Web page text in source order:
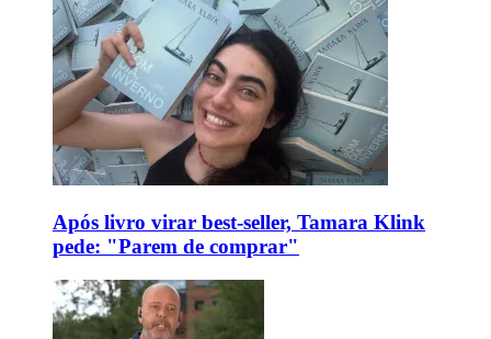
Após livro virar best-seller, Tamara Klink
pede: "Parem de comprar"